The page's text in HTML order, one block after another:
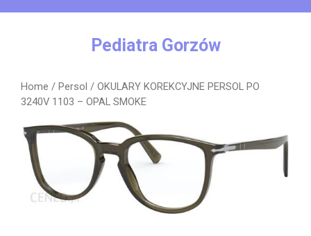
Pediatra Gorzów
Home / Persol / OKULARY KOREKCYJNE PERSOL PO
3240V 1103 – OPAL SMOKE